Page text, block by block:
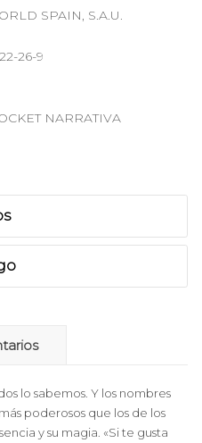
SPAIN, S.A.U.
26-9
NARRATIVA
lo sabemos. Y los nombres
poderosos que los de los
y su magia. «Si te gusta